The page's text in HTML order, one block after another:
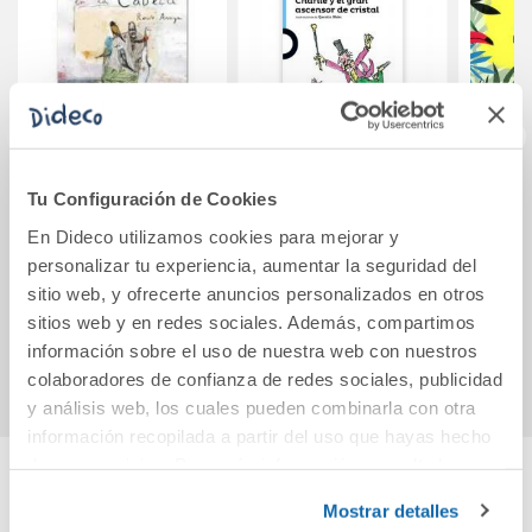
Tu Configuración de Cookies
En Dideco utilizamos cookies para mejorar y
personalizar tu experiencia, aumentar la seguridad del
sitio web, y ofrecerte anuncios personalizados en otros
sitios web y en redes sociales. Además, compartimos
información sobre el uso de nuestra web con nuestros
colaboradores de confianza de redes sociales, publicidad
y análisis web, los cuales pueden combinarla con otra
información recopilada a partir del uso que hayas hecho
Mostrar detalles
Pájaros en la
cabeza
16,50€
Comprar
Charlie y el gran
ascensor de cristal
12,95€
Comprar